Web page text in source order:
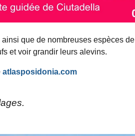
que de nombreuses espèces de
et voir grandir leurs alevins.
atlasposidonia.com